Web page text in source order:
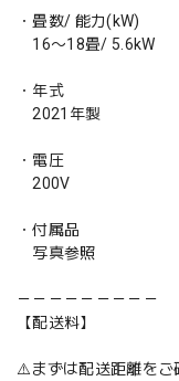
・畳数/ 能力(kW)
16〜18畳/ 5.6kW
・年式
2021年製
・電圧
200V
・付属品
写真参照
－－－－－－－－－
【配送料】
⚠️まずは配送距離をご